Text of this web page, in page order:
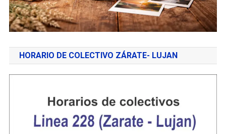
HORARIO DE COLECTIVO ZÁRATE- LUJAN